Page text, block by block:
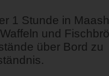
1 Stunde in
und
über Bord zu